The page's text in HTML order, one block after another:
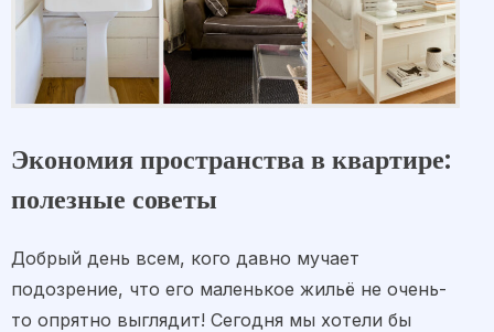
Экономия пространства в квартире:
полезные советы
Добрый день всем, кого давно мучает
подозрение, что его маленькое жильё не очень-
то опрятно выглядит! Сегодня мы хотели бы